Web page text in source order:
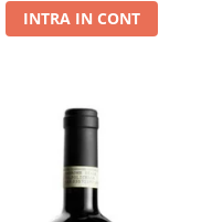
INTRA IN CONT